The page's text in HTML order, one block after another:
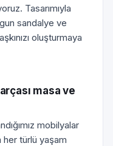
Tasarımıyla
sandalye ve
oluşturmaya
masa ve
mobilyalar
türlü yaşam